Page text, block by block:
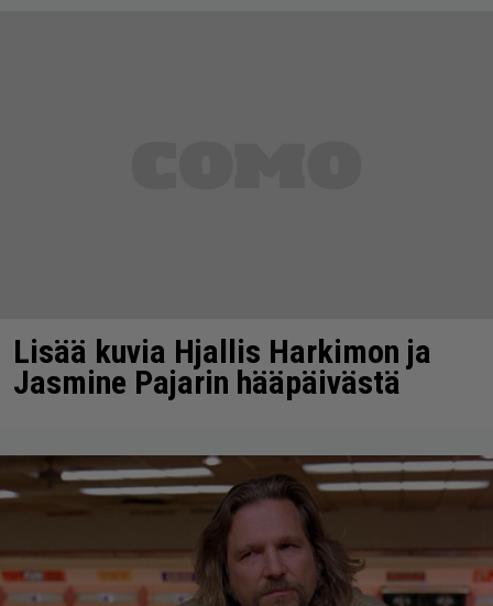
Lisää kuvia Hjallis Harkimon ja
Jasmine Pajarin hääpäivästä